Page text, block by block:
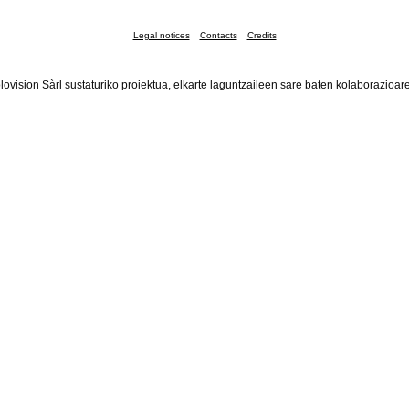
Legal notices Contacts Credits
Sàrl sustaturiko proiektua, elkarte laguntzaileen sare baten